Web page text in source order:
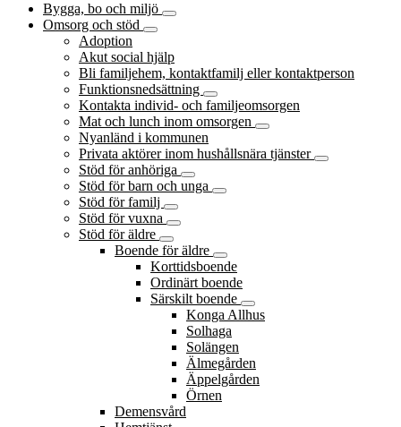
Bygga, bo och miljö
Omsorg och stöd
Adoption
Akut social hjälp
Bli familjehem, kontaktfamilj eller kontaktperson
Funktionsnedsättning
Kontakta individ- och familjeomsorgen
Mat och lunch inom omsorgen
Nyanländ i kommunen
Privata aktörer inom hushållsnära tjänster
Stöd för anhöriga
Stöd för barn och unga
Stöd för familj
Stöd för vuxna
Stöd för äldre
Boende för äldre
Korttidsboende
Ordinärt boende
Särskilt boende
Konga Allhus
Solhaga
Solängen
Älmegården
Äppelgården
Örnen
Demensvård